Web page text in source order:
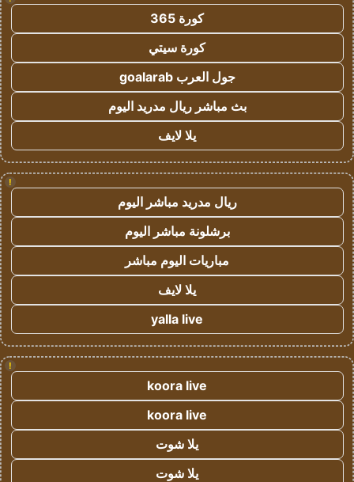
كورة 365
كورة سيتي
جول العرب goalarab
بث مباشر ريال مدريد اليوم
يلا لايف
!
ريال مدريد مباشر اليوم
برشلونة مباشر اليوم
مباريات اليوم مباشر
يلا لايف
yalla live
!
koora live
koora live
يلا شوت
يلا شوت